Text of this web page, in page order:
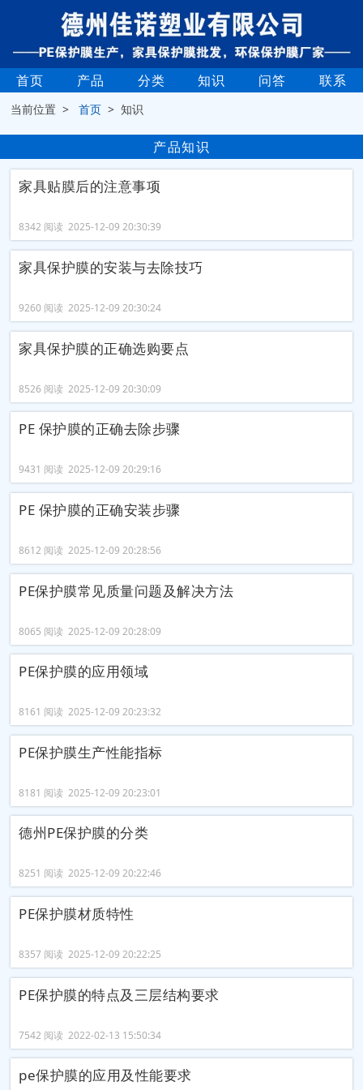
首页 产品 分类 知识 问答 联系
当前位置 >首页 > 知识
产品知识
家具贴膜后的注意事项
8342 阅读 2025-12-09 20:30:39
家具保护膜的安装与去除技巧
9260 阅读 2025-12-09 20:30:24
家具保护膜的正确选购要点
8526 阅读 2025-12-09 20:30:09
PE 保护膜的正确去除步骤
9431 阅读 2025-12-09 20:29:16
PE 保护膜的正确安装步骤
8612 阅读 2025-12-09 20:28:56
PE保护膜常见质量问题及解决方法
8065 阅读 2025-12-09 20:28:09
PE保护膜的应用领域
8161 阅读 2025-12-09 20:23:32
PE保护膜生产性能指标
8181 阅读 2025-12-09 20:23:01
德州PE保护膜的分类
8251 阅读 2025-12-09 20:22:46
PE保护膜材质特性
8357 阅读 2025-12-09 20:22:25
PE保护膜的特点及三层结构要求
7542 阅读 2022-02-13 15:50:34
pe保护膜的应用及性能要求